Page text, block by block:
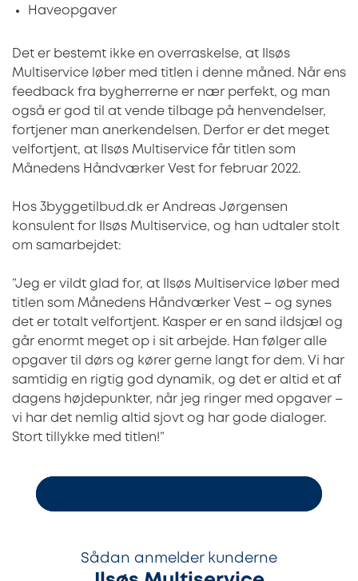
Haveopgaver
Det er bestemt ikke en overraskelse, at Ilsøs
Multiservice løber med titlen i denne måned. Når ens
feedback fra bygherrerne er nær perfekt, og man
også er god til at vende tilbage på henvendelser,
fortjener man anerkendelsen. Derfor er det meget
velfortjent, at Ilsøs Multiservice får titlen som
Månedens Håndværker Vest for februar 2022.
Hos 3byggetilbud.dk er Andreas Jørgensen
konsulent for Ilsøs Multiservice, og han udtaler stolt
om samarbejdet:
”Jeg er vildt glad for, at Ilsøs Multiservice løber med
titlen som Månedens Håndværker Vest – og synes
det er totalt velfortjent. Kasper er en sand ildsjæl og
går enormt meget op i sit arbejde. Han følger alle
opgaver til dørs og kører gerne langt for dem. Vi har
samtidig en rigtig god dynamik, og det er altid et af
dagens højdepunkter, når jeg ringer med opgaver –
vi har det nemlig altid sjovt og har gode dialoger.
Stort tillykke med titlen!”
Sådan anmelder kunderne